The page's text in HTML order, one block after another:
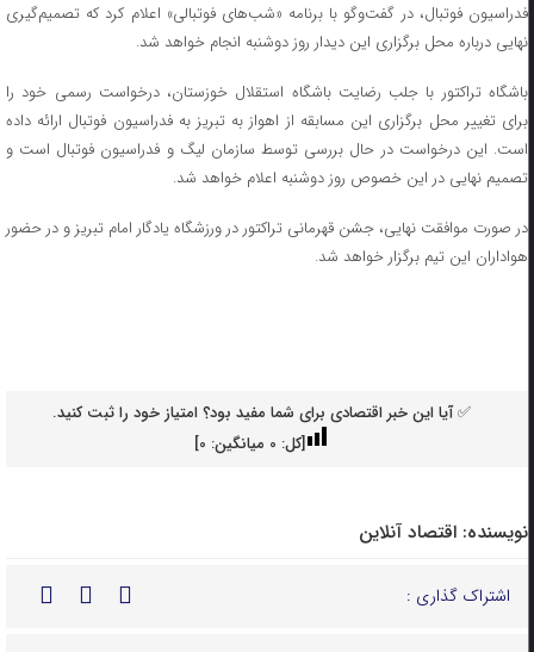
فدراسیون فوتبال، در گفت‌و‌گو با برنامه «شب‌های فوتبالی» اعلام کرد که تصمیم‌گیری
نهایی درباره محل برگزاری این دیدار روز دوشنبه انجام خواهد شد.
باشگاه تراکتور با جلب رضایت باشگاه استقلال خوزستان، درخواست رسمی خود را
برای تغییر محل برگزاری این مسابقه از اهواز به تبریز به فدراسیون فوتبال ارائه داده
است. این درخواست در حال بررسی توسط سازمان لیگ و فدراسیون فوتبال است و
تصمیم نهایی در این خصوص روز دوشنبه اعلام خواهد شد.
در صورت موافقت نهایی، جشن قهرمانی تراکتور در ورزشگاه یادگار امام تبریز و در حضور
هواداران این تیم برگزار خواهد شد.
✅ آیا این خبر اقتصادی برای شما مفید بود؟ امتیاز خود را ثبت کنید.
[کل: 0میانگین: 0
]
نویسنده: اقتصاد آنلاین
اشتراک گذاری :